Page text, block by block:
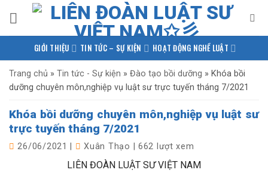
qua
nội
GIỚI THIỆU TIN TỨC – SỰ KIỆN HOẠT ĐỘNG NGHỀ LUẬT
PHÁP LUẬT QUỐC TẾ NGHIÊN CỨU – TRAO ĐỔI
Trang chủ » Tin tức - Sự kiện » Đào tạo bồi dưỡng » Khóa bồi
dưỡng chuyên môn,nghiệp vụ luật sư trực tuyến tháng 7/2021
Khóa bồi dưỡng chuyên môn,nghiệp vụ luật sư
trực tuyến tháng 7/2021
26/06/2021 Xuân Thạo 662 lượt xem
LIÊN ĐOÀN LUẬT SƯ VIỆT NAM